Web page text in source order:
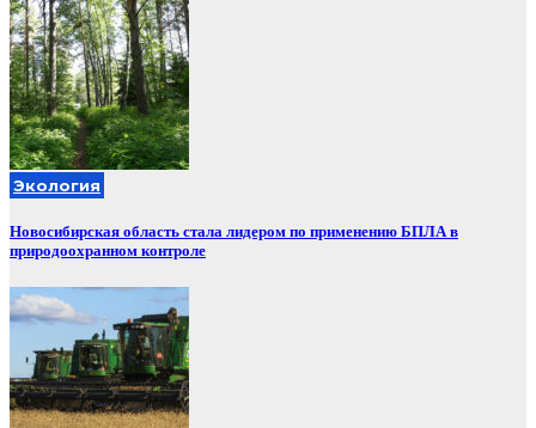
Экология
Новосибирская область стала лидером по применению БПЛА в
природоохранном контроле